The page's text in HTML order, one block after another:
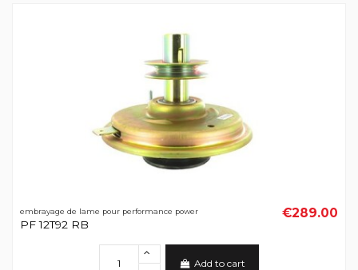
embrayage de lame pour performance power
PF 12T92 RB
€289.00
Add to cart